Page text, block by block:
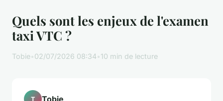
Quels sont les enjeux de l'examen
taxi VTC ?
Tobie•02/07/2026 08:34•10 min de lecture
T Tobie